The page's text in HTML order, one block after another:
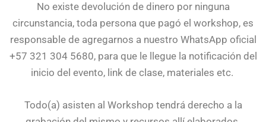
No existe devolución de dinero por ninguna
circunstancia, toda persona que pagó el workshop, es
responsable de agregarnos a nuestro WhatsApp oficial
+57 321 304 5680, para que le llegue la notificación del
inicio del evento, link de clase, materiales etc.
Todo(a) asisten al Workshop tendrá derecho a la